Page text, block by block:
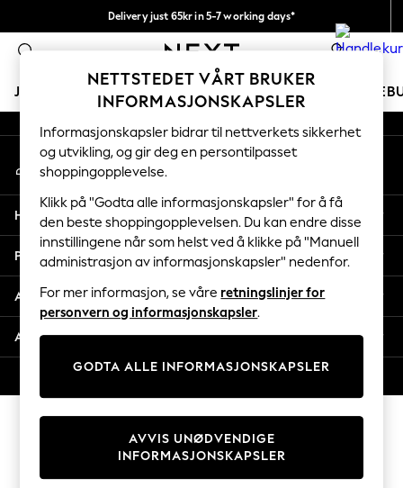
Delivery just 65kr in 5-7 working days*
Vi betaler alle tollavgifter 0
JENTER GUTTER BABY KVINNER MENN
GIRLS
New In
50 - 92cm
98 - 110cm
116 - 134cm
140 - 174cm
Trending: Top & Short Sets
Trending: Clogs
Toy Story
THE SET
Coats & Jackets
Sweatshirts & Hoodies
Knitwear
Cardigans
Dresses
Sets & Outfits
An error occurred on client
Våre sosiale nettverk
Min konto
Logg inn på kontoen din
Hjelp
Personvern & Juridisk
Avdelinger
Andre tjenester
NETTSTEDET VÅRT BRUKER
INFORMASJONSKAPSLER
Informasjonskapsler bidrar til nettverkets sikkerhet
og utvikling, og gir deg en persontilpasset
shoppingopplevelse.
Klikk på "Godta alle informasjonskapsler" for å få
den beste shoppingopplevelsen. Du kan endre disse
innstillingene når som helst ved å klikke på "Manuell
administrasjon av informasjonskapsler" nedenfor.
For mer informasjon, se våre retningslinjer for
personvern og informasjonskapsler.
GODTA ALLE INFORMASJONSKAPSLER
AVVIS UNØDVENDIGE
INFORMASJONSKAPSLER